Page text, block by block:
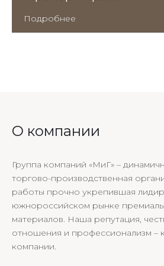
Подробнее
О компании
Группа компаний «МиГ» –
торгово-производственная
работы прочно укрепившая
южнороссийском рынке
материалов. Наша репутация,
отношения и профессионализм –
компании.